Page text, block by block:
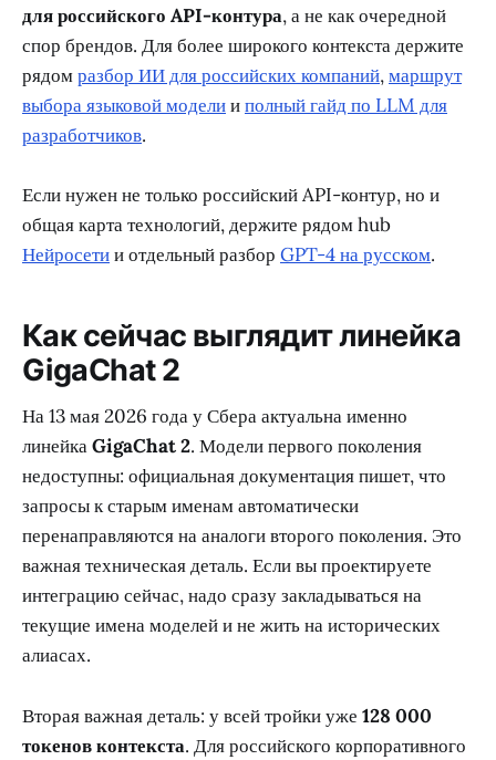
для российского API-контура, а не как очередной
спор брендов. Для более широкого контекста держите
рядомразбор ИИ для российских компаний,маршрут
выбора языковой моделииполный гайд по LLM для
разработчиков.
Если нужен не только российский API-контур, но и
общая карта технологий, держите рядом hub
Нейросетии отдельный разбор GPT-4 на русском.
Как сейчас выглядит линейка
GigaChat 2
На 13 мая 2026 года у Сбера актуальна именно
линейкаGigaChat 2. Модели первого поколения
недоступны: официальная документация пишет, что
запросы к старым именам автоматически
перенаправляются на аналоги второго поколения. Это
важная техническая деталь. Если вы проектируете
интеграцию сейчас, надо сразу закладываться на
текущие имена моделей и не жить на исторических
алиасах.
Вторая важная деталь: у всей тройки уже 128 000
токенов контекста. Для российского корпоративного